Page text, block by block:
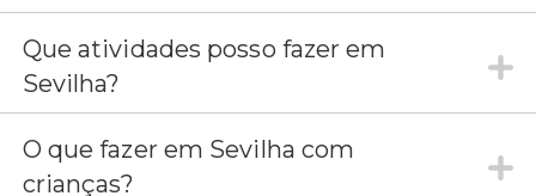
Que atividades posso fazer em
Sevilha?
O que fazer em Sevilha com
crianças?